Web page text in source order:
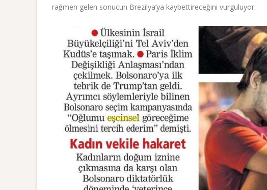
rağmen gelen sonucun Brezilya’ya kaybettireceğini vurguluyor.